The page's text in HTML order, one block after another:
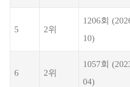
5 2위
1206회
10)
6 2위
1057회
04)